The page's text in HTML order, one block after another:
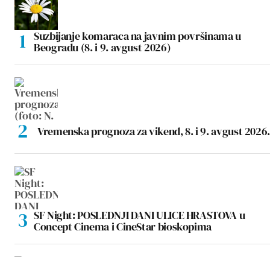
Suzbijanje komaraca na javnim površinama u
Beogradu (8. i 9. avgust 2026)
Vremenska prognoza za vikend, 8. i 9. avgust 2026.
SF Night: POSLEDNJI DANI ULICE HRASTOVA u
Concept Cinema i CineStar bioskopima